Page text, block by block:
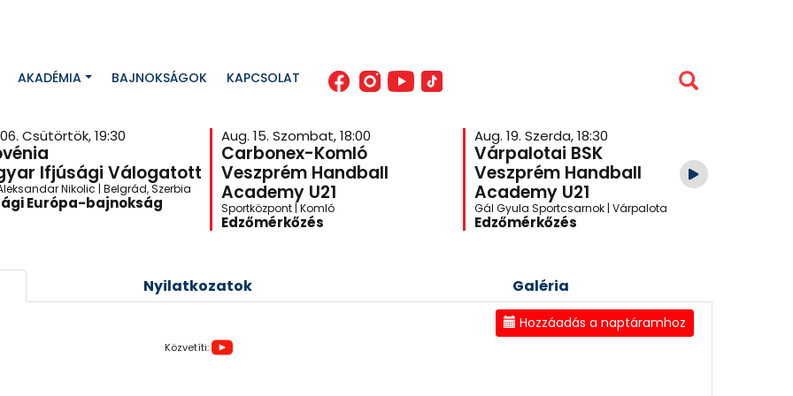
AKADÉMIA BAJNOKSÁGOK KAPCSOLAT
Csütörtök, 19:30
Ifjúsági Válogatott
Nikolic | Belgrád, Szerbia
Európa-bajnokság
Aug. 15. Szombat, 18:00
Carbonex-Komló
Veszprém Handball
Academy U21
Sportközpont | Komló
Edzőmérkőzés
Aug. 19. Szerda, 18:30
Várpalotai BSK
Veszprém Handball
Academy U21
Gál Gyula Sportcsarnok | Várpalota
Edzőmérkőzés
Nyilatkozatok Galéria
Hozzáadás a naptáramhoz
Közvetíti: